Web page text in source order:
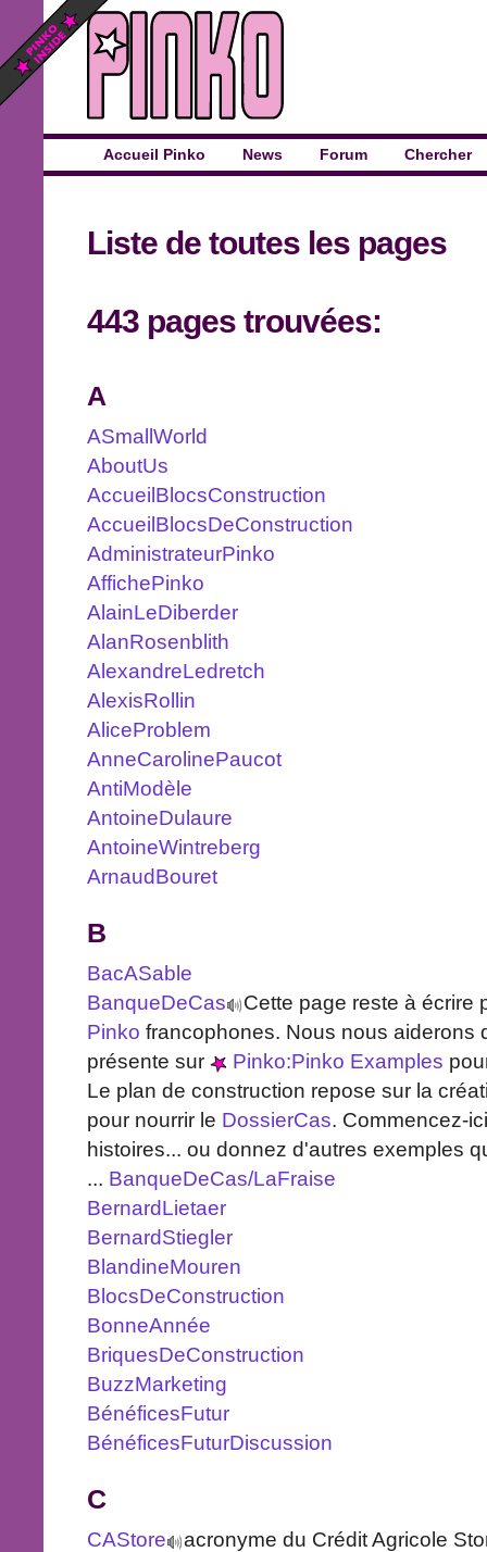
Accueil Pinko News Forum Chercher
Liste de toutes les pages
443 pages trouvées:
A
ASmallWorld
AboutUs
AccueilBlocsConstruction
AccueilBlocsDeConstruction
AdministrateurPinko
AffichePinko
AlainLeDiberder
AlanRosenblith
AlexandreLedretch
AlexisRollin
AliceProblem
AnneCarolinePaucot
AntiModèle
AntoineDulaure
AntoineWintreberg
ArnaudBouret
B
BacASable
BanqueDeCas
Cette page reste à écrire
Pinko francophones. Nous nous aiderons
présente sur
Pinko:Pinko Examples
Le plan de construction repose sur la
pour nourrir le DossierCas. Commencez-
histoires... ou donnez d'autres exemples
... BanqueDeCas/LaFraise
BernardLietaer
BernardStiegler
BlandineMouren
BlocsDeConstruction
BonneAnnée
BriquesDeConstruction
BuzzMarketing
BénéficesFutur
BénéficesFuturDiscussion
C
CAStore
acronyme du Crédit Agricole